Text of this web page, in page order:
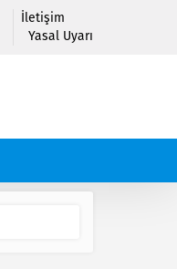
İletişim
Yasal Uyarı